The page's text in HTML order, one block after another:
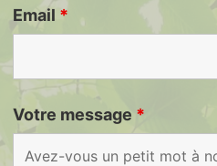
Email *
Votre message *